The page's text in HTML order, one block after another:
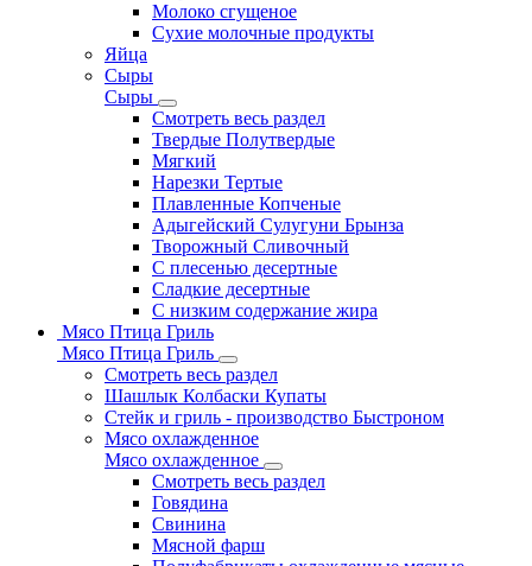
Молоко сгущеное
Сухие молочные продукты
Яйца
Сыры
Сыры
Смотреть весь раздел
Твердые Полутвердые
Мягкий
Нарезки Тертые
Плавленные Копченые
Адыгейский Сулугуни Брынза
Творожный Сливочный
С плесенью десертные
Сладкие десертные
С низким содержание жира
Мясо Птица Гриль
Мясо Птица Гриль
Смотреть весь раздел
Шашлык Колбаски Купаты
Стейк и гриль - производство Быстроном
Мясо охлажденное
Мясо охлажденное
Смотреть весь раздел
Говядина
Свинина
Мясной фарш